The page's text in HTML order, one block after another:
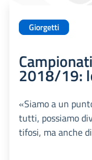
Giorgetti
2018/19:
«Siamo a un
tutti, possiamo
tifosi, ma anche